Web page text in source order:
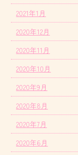
2021年1月
2020年12月
2020年11月
2020年10月
2020年9月
2020年8月
2020年7月
2020年6月